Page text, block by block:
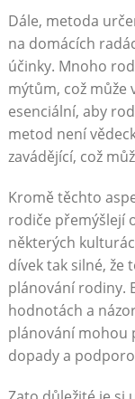
Dále, metoda
na domácích
účinky. Mnoho
mýtům, což může
esenciální, aby
metod není
zavádějící, což
Kromě těchto
rodiče přemýšlejí
některých
dívek tak silné, že
plánování rodiny.
hodnotách a
plánování mohou
dopady a